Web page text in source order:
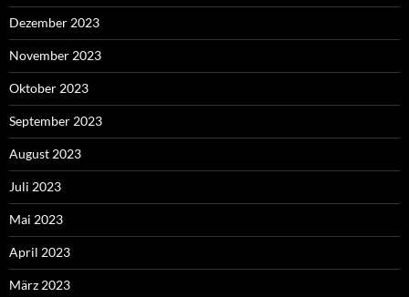
Dezember 2023
November 2023
Oktober 2023
September 2023
August 2023
Juli 2023
Mai 2023
April 2023
März 2023